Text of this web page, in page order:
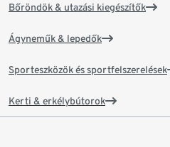
Bőröndök & utazási kiegészítők
Ágyneműk & lepedők
Sporteszközök és sportfelszerelések
Kerti & erkélybútorok